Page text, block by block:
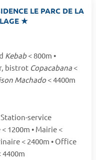
LE PARC DE LA
★
Kebab< 800m •
bistrot Copacabana <
Machado< 4400m
Station-service
1200m • Mairie <
< 2400m • Office